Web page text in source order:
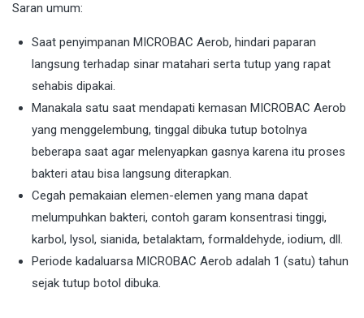
Saran umum:
Saat penyimpanan MICROBAC Aerob, hindari paparan
langsung terhadap sinar matahari serta tutup yang rapat
sehabis dipakai.
Manakala satu saat mendapati kemasan MICROBAC Aerob
yang menggelembung, tinggal dibuka tutup botolnya
beberapa saat agar melenyapkan gasnya karena itu proses
bakteri atau bisa langsung diterapkan.
Cegah pemakaian elemen-elemen yang mana dapat
melumpuhkan bakteri, contoh garam konsentrasi tinggi,
karbol, lysol, sianida, betalaktam, formaldehyde, iodium, dll.
Periode kadaluarsa MICROBAC Aerob adalah 1 (satu) tahun
sejak tutup botol dibuka.